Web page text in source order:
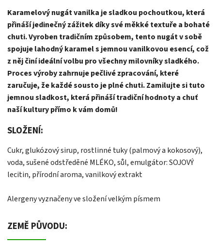
Karamelový nugát vanilka je sladkou pochoutkou, která
přináší jedinečný zážitek díky své měkké textuře a bohaté
chuti. Vyroben tradičním způsobem, tento nugát v sobě
spojuje lahodný karamel s jemnou vanilkovou esencí, což
z něj činí ideální volbu pro všechny milovníky sladkého.
Proces výroby zahrnuje pečlivé zpracování, které
zaručuje, že každé sousto je plné chuti. Zamilujte si tuto
jemnou sladkost, která přináší tradiční hodnoty a chuť
naší kultury přímo k vám domů!
SLOŽENÍ:
Cukr, glukózový sirup, rostlinné tuky (palmový a kokosový),
voda, sušené odstředěné MLÉKO, sůl, emulgátor: SOJOVÝ
lecitin, přírodní aroma, vanilkový extrakt
Alergeny vyznačeny ve složení velkým písmem
ZEMĚ PŮVODU: